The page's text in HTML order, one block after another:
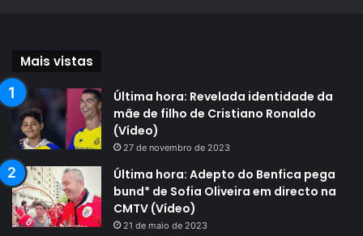
Mais vistas
Última hora: Revelada identidade da
mãe de filho de Cristiano Ronaldo
(Vídeo)
27 de novembro de 2023
Última hora: Adepto do Benfica pega
bund* de Sofia Oliveira em directo na
CMTV (Vídeo)
21 de maio de 2023